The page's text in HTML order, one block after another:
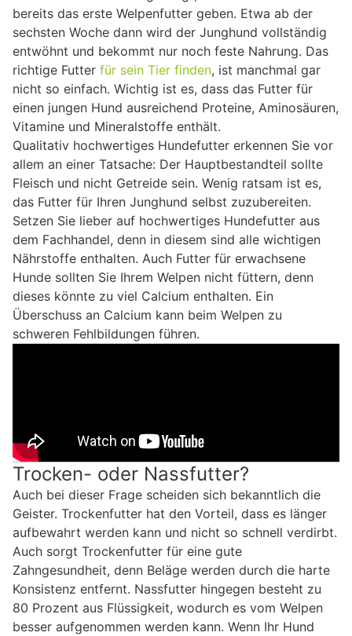
bereits das erste Welpenfutter geben. Etwa ab der
sechsten Woche dann wird der Junghund vollständig
entwöhnt und bekommt nur noch feste Nahrung. Das
richtige Futter für sein Tier finden, ist manchmal gar
nicht so einfach. Wichtig ist es, dass das Futter für
einen jungen Hund ausreichend Proteine, Aminosäuren,
Vitamine und Mineralstoffe enthält.
Qualitativ hochwertiges Hundefutter erkennen Sie vor
allem an einer Tatsache: Der Hauptbestandteil sollte
Fleisch und nicht Getreide sein. Wenig ratsam ist es,
das Futter für Ihren Junghund selbst zuzubereiten.
Setzen Sie lieber auf hochwertiges Hundefutter aus
dem Fachhandel, denn in diesem sind alle wichtigen
Nährstoffe enthalten. Auch Futter für erwachsene
Hunde sollten Sie Ihrem Welpen nicht füttern, denn
dieses könnte zu viel Calcium enthalten. Ein
Überschuss an Calcium kann beim Welpen zu
schweren Fehlbildungen führen.
Trocken- oder Nassfutter?
Auch bei dieser Frage scheiden sich bekanntlich die
Geister. Trockenfutter hat den Vorteil, dass es länger
aufbewahrt werden kann und nicht so schnell verdirbt.
Auch sorgt Trockenfutter für eine gute
Zahngesundheit, denn Beläge werden durch die harte
Konsistenz entfernt. Nassfutter hingegen besteht zu
80 Prozent aus Flüssigkeit, wodurch es vom Welpen
besser aufgenommen werden kann. Wenn Ihr Hund